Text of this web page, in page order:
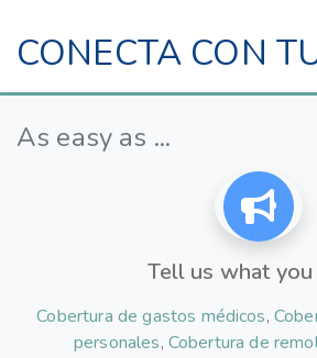
CONECTA CON
As easy as ...
Tell us what
Cobertura de gastos médicos,
personales, Cobertura de